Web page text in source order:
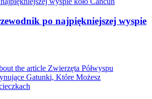
po najpiękniejszej wyspie